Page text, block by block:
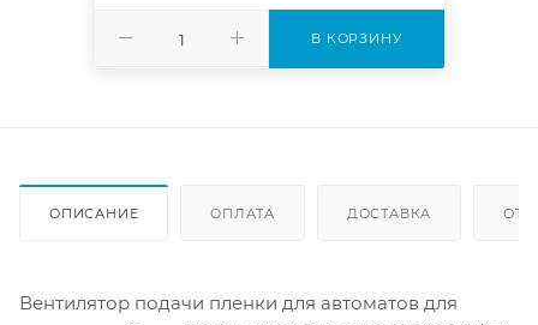
В КОРЗИНУ
ОПИСАНИЕ ОПЛАТА ДОСТАВКА
Вентилятор подачи пленки для автоматов для